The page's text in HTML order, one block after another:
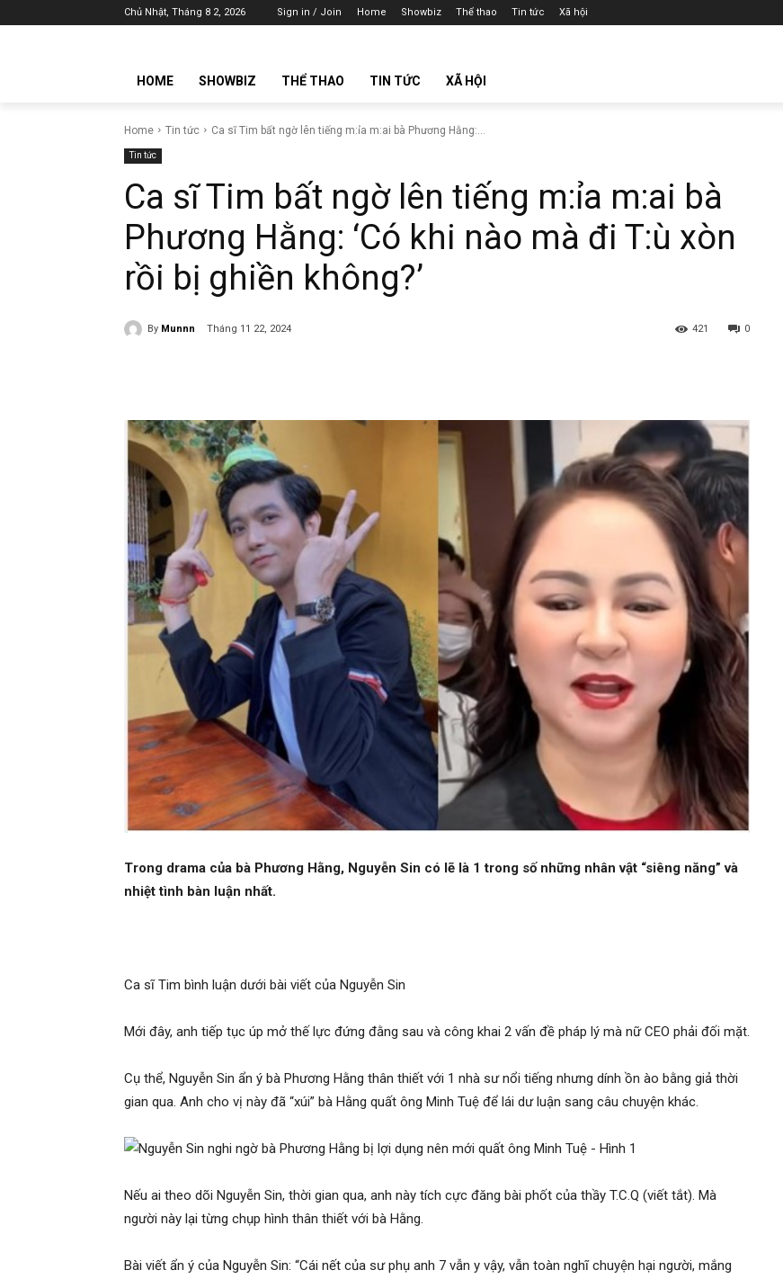
Chủ Nhật, Tháng 8 2, 2026 Sign in / Join Home Showbiz Thể thao Tin tức Xã hội
HOME SHOWBIZ THỂ THAO TIN TỨC XÃ HỘI
Home Tin tức Ca sĩ Tim bất ngờ lên tiếng m:ỉa m:ai bà Phương Hằng:...
Tin tức
Ca sĩ Tim bất ngờ lên tiếng m:ỉa m:ai bà
Phương Hằng: ‘Có khi nào mà đi T:ù xòn
rồi bị ghiền không?’
By Munnn Tháng 11 22, 2024 0
421
Trong drama của bà Phương Hằng, Nguyễn Sin có lẽ là 1 trong số những nhân vật “siêng năng” và
nhiệt tình bàn luận nhất.
Ca sĩ Tim bình luận dưới bài viết của Nguyễn Sin
Mới đây, anh tiếp tục úp mở thế lực đứng đằng sau và công khai 2 vấn đề pháp lý mà nữ CEO phải đối mặt.
Cụ thể, Nguyễn Sin ẩn ý bà Phương Hằng thân thiết với 1 nhà sư nổi tiếng nhưng dính ồn ào bằng giả thời
gian qua. Anh cho vị này đã “xúi” bà Hằng quất ông Minh Tuệ để lái dư luận sang câu chuyện khác.
Nếu ai theo dõi Nguyễn Sin, thời gian qua, anh này tích cực đăng bài phốt của thầy T.C.Q (viết tắt). Mà
người này lại từng chụp hình thân thiết với bà Hằng.
Bài viết ẩn ý của Nguyễn Sin: “Cái nết của sư phụ anh 7 vẫn y vậy, vẫn toàn nghĩ chuyện hại người, mắng